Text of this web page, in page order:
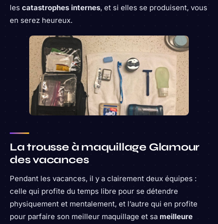
les catastrophes internes, et si elles se produisent, vous
en serez heureux.
La trousse à maquillage Glamour
des vacances
Pendant les vacances, il y a clairement deux équipes :
celle qui profite du temps libre pour se détendre
physiquement et mentalement, et l’autre qui en profite
pour parfaire son meilleur maquillage et sa meilleure